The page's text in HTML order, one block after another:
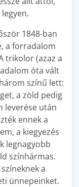
1848-ban
a forradalom
trikolor (azaz a
óta vált
színű lett:
a zöld pedig
leverése után
ennek a
a kiegyezés
legnagyobb
színhármas.
a
ünnepeinket.